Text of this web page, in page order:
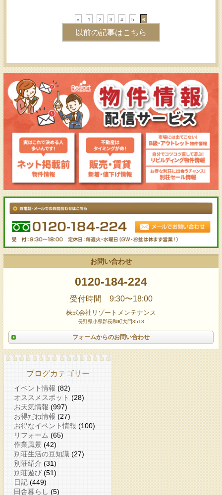
« 1 2 3 4 5 6
以前の記事はこちら
お問い合わせ
0120-184-224
受付時間 9:30〜18:00
株式会社リゾートメンテナンス
長野県小県郡長和町大門3518
フォームからのお問い合わせ
ブログカテゴリー
イベント情報 (82)
オススメスポット (28)
お天気情報 (997)
お得だね情報 (27)
お得なイベント情報 (100)
リフォーム (65)
作業風景 (42)
別荘生活の豆知識 (27)
別荘紹介 (31)
別荘遊び (51)
日記 (449)
田舎暮らし (5)